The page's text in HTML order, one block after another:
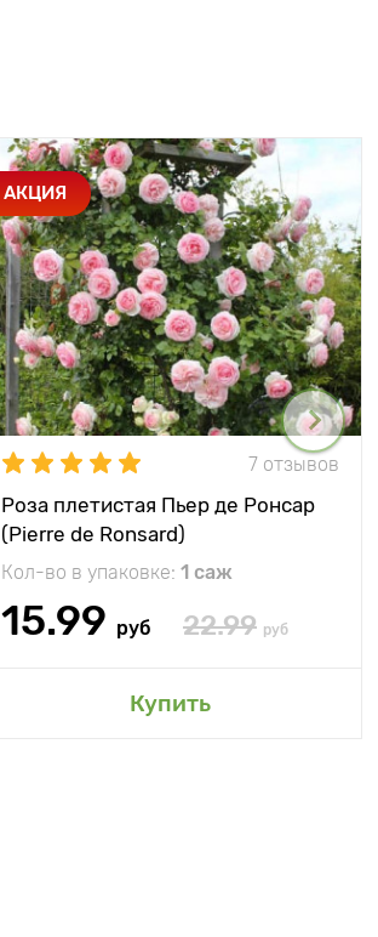
АКЦИЯ
7 отзывов
Роза плетистая Пьер де Ронсар
(Pierre de Ronsard)
Кол-во в упаковке: 1 саж
15.99 руб 22.99 руб
Купить